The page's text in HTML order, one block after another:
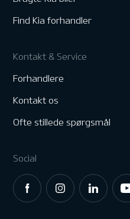
Find Kia forhandler
Kontakt & Service
Forhandlere
Kontakt os
Ofte stillede spørgsmål
Social